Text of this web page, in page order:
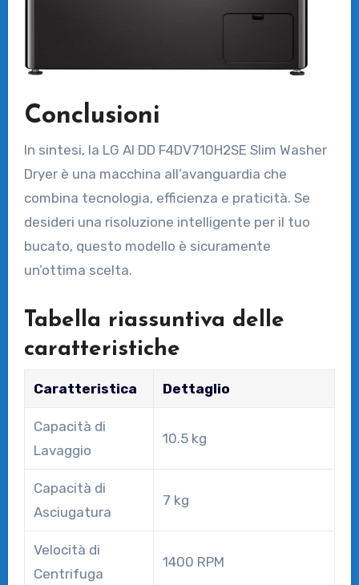
Conclusioni
In sintesi, la LG AI DD F4DV710H2SE Slim Washer
Dryer è una macchina all’avanguardia che
combina tecnologia, efficienza e praticità. Se
desideri una risoluzione intelligente per il tuo
bucato, questo modello è sicuramente
un’ottima scelta.
Tabella riassuntiva delle
caratteristiche
Caratteristica Dettaglio
Capacità di
Lavaggio
10.5 kg
Capacità di
Asciugatura
7 kg
Velocità di
Centrifuga
1400 RPM